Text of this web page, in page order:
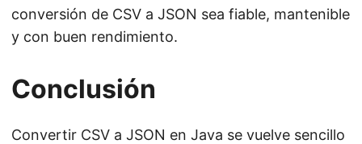
conversión de CSV a JSON sea fiable, mantenible
y con buen rendimiento.
Conclusión
Convertir CSV a JSON en Java se vuelve sencillo